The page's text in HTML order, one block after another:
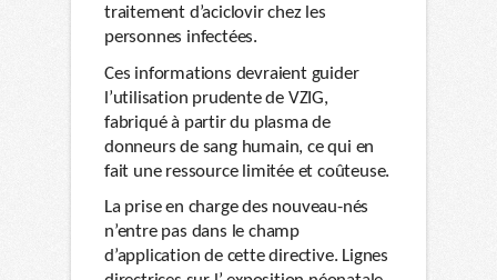
traitement d’aciclovir chez les
personnes infectées.
Ces informations devraient guider
l’utilisation prudente de VZIG,
fabriqué à partir du plasma de
donneurs de sang humain, ce qui en
fait une ressource limitée et coûteuse.
La prise en charge des nouveau-nés
n’entre pas dans le champ
d’application de cette directive. Lignes